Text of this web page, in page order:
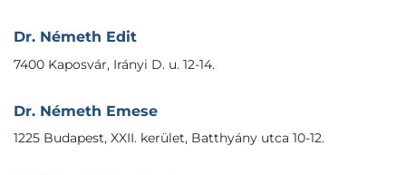
Dr. Németh Edit
7400 Kaposvár, Irányi D. u. 12-14.
Dr. Németh Emese
1225 Budapest, XXII. kerület, Batthyány utca 10-12.